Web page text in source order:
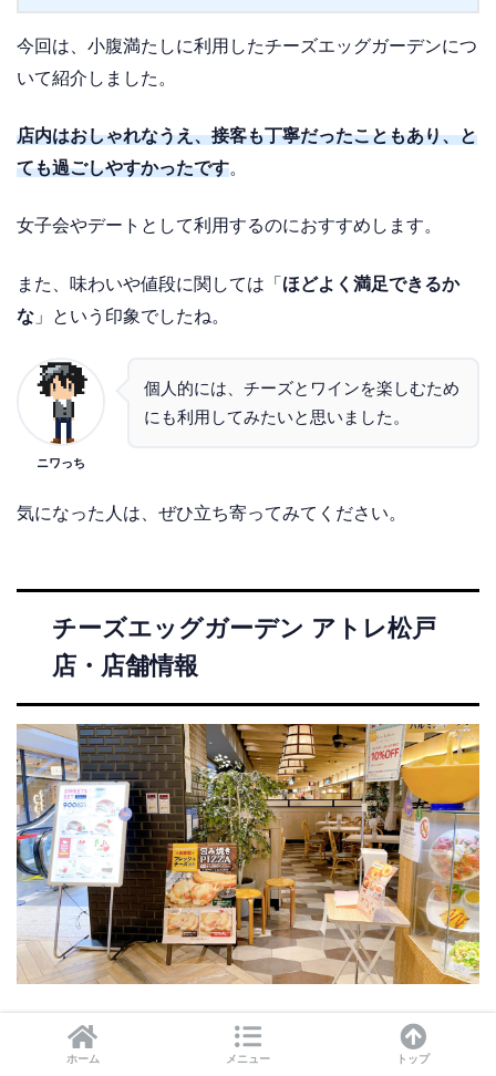
今回は、小腹満たしに利用したチーズエッグガーデンにつ
いて紹介しました。
店内はおしゃれなうえ、接客も丁寧だったこともあり、と
ても過ごしやすかったです。
女子会やデートとして利用するのにおすすめします。
また、味わいや値段に関しては「 ほどよく満足できるか
な 」という印象でしたね。
ニワっち
個人的には、チーズとワインを楽しむため
にも利用してみたいと思いました。
気になった人は、ぜひ立ち寄ってみてください。
チーズエッグガーデン アトレ松戸
店・店舗情報
＜左右にスクロールできます＞
ホーム メニュー トップ